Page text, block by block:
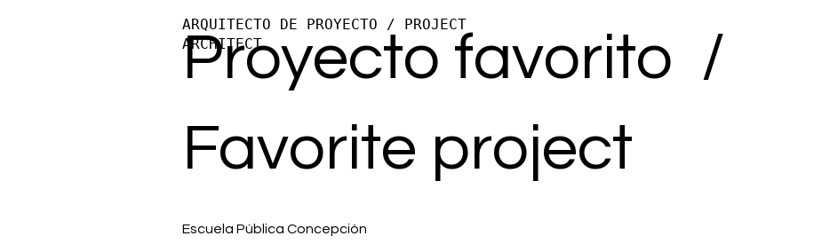
Proyecto favorito /
Favorite project
Escuela Pública Concepción
ARQUITECTO DE PROYECTO / PROJECT
ARCHITECT